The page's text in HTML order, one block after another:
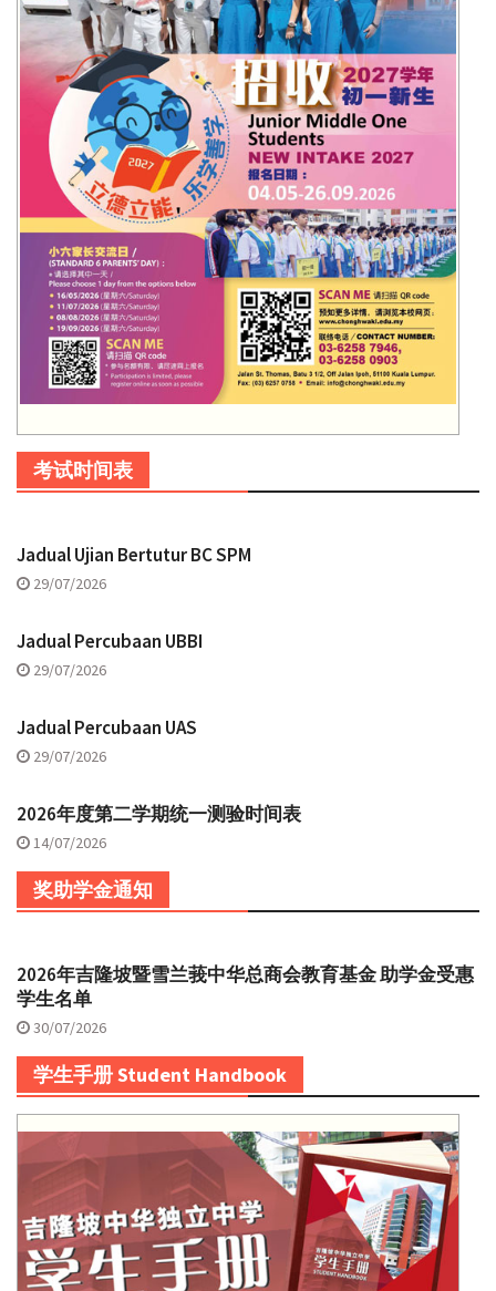
考试时间表
Jadual Ujian Bertutur BC SPM
29/07/2026
Jadual Percubaan UBBI
29/07/2026
Jadual Percubaan UAS
29/07/2026
2026年度第二学期统一测验时间表
14/07/2026
奖助学金通知
2026年吉隆坡暨雪兰莪中华总商会教育基金 助学金受惠
学生名单
30/07/2026
学生手册 Student Handbook